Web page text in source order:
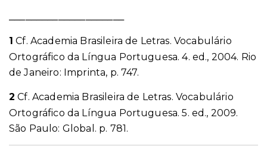
1 Cf. Academia Brasileira de Letras. Vocabulário
Ortográfico da Língua Portuguesa. 4. ed., 2004. Rio
de Janeiro: Imprinta, p. 747.
2 Cf. Academia Brasileira de Letras. Vocabulário
Ortográfico da Língua Portuguesa. 5. ed., 2009.
São Paulo: Global. p. 781.